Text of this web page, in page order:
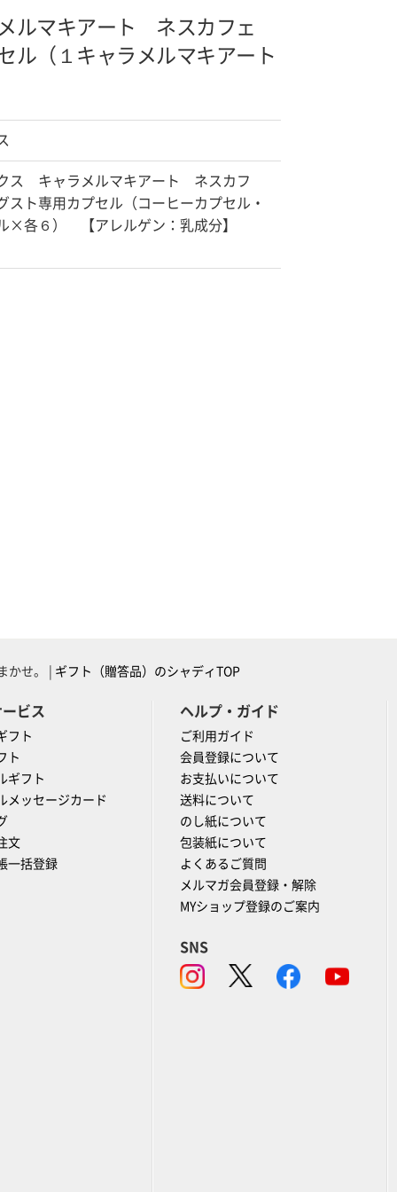
ルマキアート ネスカフェ
ル（１ キャラメルマキアート
ス キャラメルマキアート ネスカフ
ト専用カプセル（コーヒーカプセル・
×各６） 【アレルゲン：乳成分】
かせ。 | ギフト（贈答品）のシャディTOP
ビス
フト
ト
ギフト
メッセージカード
文
一括登録
ヘルプ・ガイド
ご利用ガイド
会員登録について
お支払いについて
送料について
のし紙について
包装紙について
よくあるご質問
メルマガ会員登録・解除
MYショップ登録のご案内
SNS